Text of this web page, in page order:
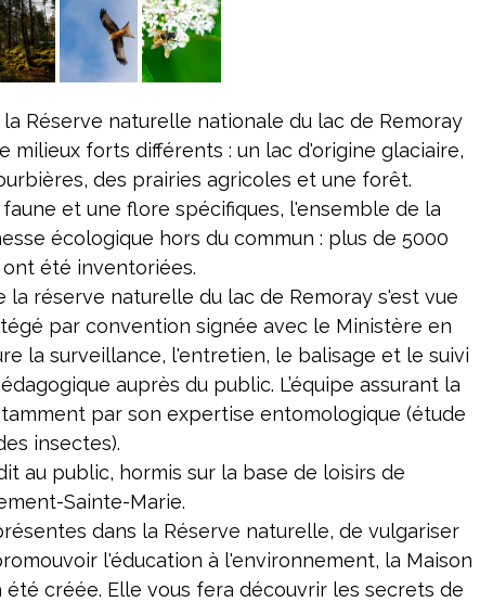
Réserve naturelle nationale du lac de Remoray
milieux forts différents : un lac d'origine glaciaire,
des prairies agricoles et une forêt.
et une flore spécifiques, l'ensemble de la
écologique hors du commun : plus de 5000
été inventoriées.
la réserve naturelle du lac de Remoray s'est vue
par convention signée avec le Ministère en
la surveillance, l'entretien, le balisage et le suivi
auprès du public. L’équipe assurant la
par son expertise entomologique (étude
insectes).
au public, hormis sur la base de loisirs de
Sainte-Marie.
dans la Réserve naturelle, de vulgariser
l'éducation à l'environnement, la Maison
été créée. Elle vous fera découvrir les secrets de